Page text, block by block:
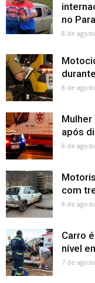
no
8 de
8 de
após
8 de
com
8 de
Carro
nível
7 de